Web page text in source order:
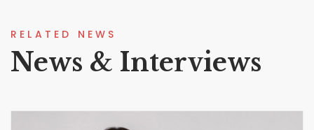
RELATED NEWS
News & Interviews